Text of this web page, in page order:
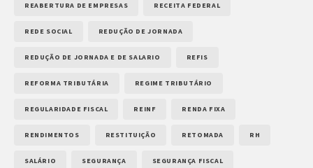
REABERTURA DE EMPRESAS RECEITA FEDERAL
REDE SOCIAL REDUÇÃO DE JORNADA
REDUÇÃO DE JORNADA E DE SALARIO REFIS
REFORMA TRIBUTÁRIA REGIME TRIBUTÁRIO
REGULARIDADE FISCAL REINF RENDA FIXA
RENDIMENTOS RESTITUIÇÃO RETOMADA RH
SALÁRIO SEGURANÇA SEGURANÇA FISCAL